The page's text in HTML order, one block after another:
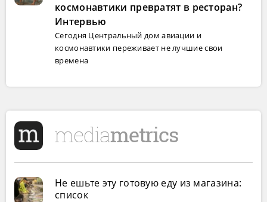
космонавтики превратят в ресторан?
Интервью
Сегодня Центральный дом авиации и
космонавтики переживает не лучшие свои
времена
Не ешьте эту готовую еду из магазина:
список